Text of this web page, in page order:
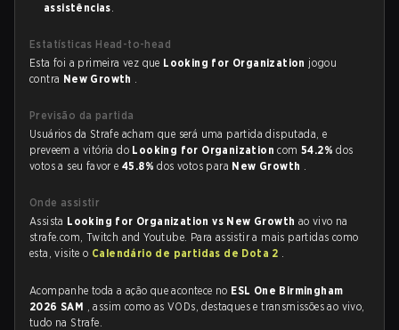
assistências.
Estatísticas Head-to-head
Esta foi a primeira vez que Looking for Organization jogou
contra New Growth .
Previsão da partida
Usuários da Strafe acham que será uma partida disputada, e
preveem a vitória do Looking for Organizationcom54.2%dos
votos a seu favor e45.8%dos votos para New Growth .
Onde assistir
Assista Looking for Organization vs New Growth ao vivo na
strafe.com, Twitch and Youtube. Para assistir a mais partidas como
esta, visite o Calendário de partidas de Dota 2 .
Acompanhe toda a ação que acontece no ESL One Birmingham
2026 SAM , assim como as VODs, destaques e transmissões ao vivo,
tudo na Strafe.